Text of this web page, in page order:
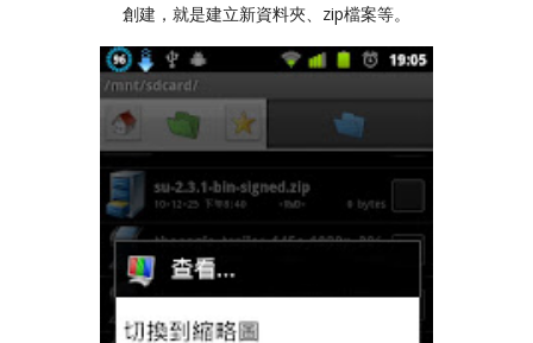
創建，就是建立新資料夾、zip檔案等。